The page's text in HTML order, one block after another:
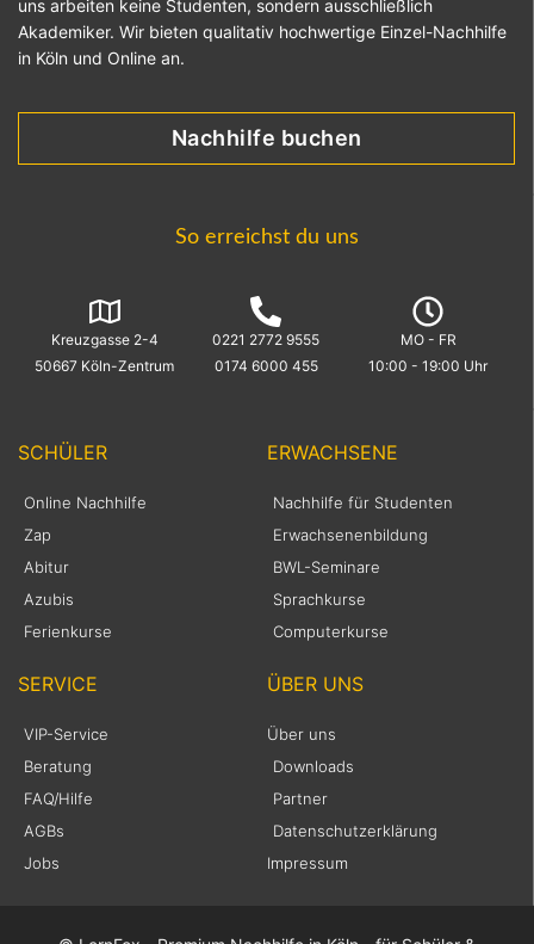
uns arbeiten keine Studenten, sondern ausschließlich
Akademiker. Wir bieten qualitativ hochwertige Einzel-Nachhilfe
in Köln und Online an.
Nachhilfe buchen
So erreichst du uns
Kreuzgasse 2-4
50667 Köln-Zentrum
0221 2772 9555
0174 6000 455
MO - FR
10:00 - 19:00 Uhr
SCHÜLER
Online Nachhilfe
Zap
Abitur
Azubis
Ferienkurse
ERWACHSENE
Nachhilfe für Studenten
Erwachsenenbildung
BWL-Seminare
Sprachkurse
Computerkurse
SERVICE
VIP-Service
Beratung
FAQ/Hilfe
AGBs
Jobs
ÜBER UNS
Über uns
Downloads
Partner
Datenschutzerklärung
Impressum